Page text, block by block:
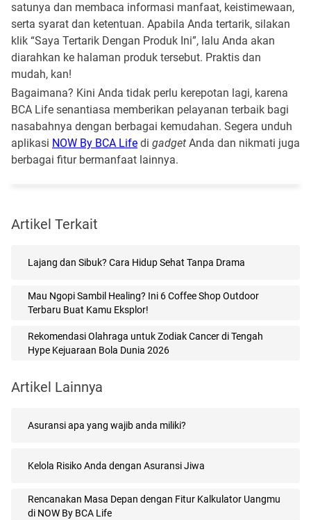
satunya dan membaca informasi manfaat, keistimewaan,
serta syarat dan ketentuan. Apabila Anda tertarik, silakan
klik “Saya Tertarik Dengan Produk Ini”, lalu Anda akan
diarahkan ke halaman produk tersebut. Praktis dan
mudah, kan!
Bagaimana? Kini Anda tidak perlu kerepotan lagi, karena
BCA Life senantiasa memberikan pelayanan terbaik bagi
nasabahnya dengan berbagai kemudahan. Segera unduh
aplikasi NOW By BCA Life di gadget Anda dan nikmati juga
berbagai fitur bermanfaat lainnya.
Artikel Terkait
Lajang dan Sibuk? Cara Hidup Sehat Tanpa Drama
Mau Ngopi Sambil Healing? Ini 6 Coffee Shop Outdoor
Terbaru Buat Kamu Eksplor!
Rekomendasi Olahraga untuk Zodiak Cancer di Tengah
Hype Kejuaraan Bola Dunia 2026
Artikel Lainnya
Asuransi apa yang wajib anda miliki?
Kelola Risiko Anda dengan Asuransi Jiwa
Rencanakan Masa Depan dengan Fitur Kalkulator Uangmu
di NOW By BCA Life